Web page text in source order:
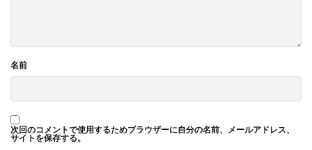
名前
次回のコメントで使用するためブラウザーに自分の名前、メールアドレス、
サイトを保存する。